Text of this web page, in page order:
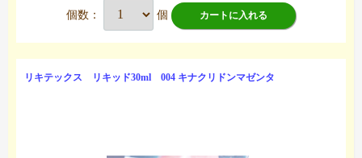
個数： 個 カートに入れる
リキテックス リキッド30ml 004 キナクリドンマゼンタ